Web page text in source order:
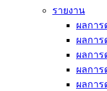
รายงาน
ผลการ
ผลการ
ผลการ
ผลการ
ผลการ